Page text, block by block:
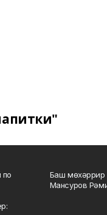
по
Баш мөхәррир
Мансуров